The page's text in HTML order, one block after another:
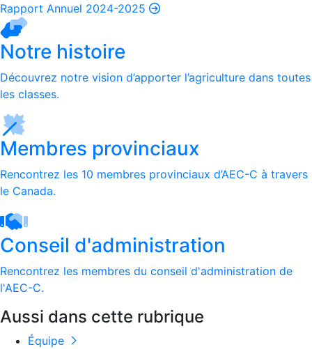
Rapport Annuel 2024-2025
Notre histoire
Découvrez notre vision d’apporter l’agriculture dans toutes
les classes.
Membres provinciaux
Rencontrez les 10 membres provinciaux d’AEC-C à travers
le Canada.
Conseil d'administration
Rencontrez les membres du conseil d'administration de
l'AEC-C.
Aussi dans cette rubrique
Équipe